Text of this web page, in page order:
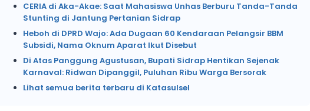
CERIA di Aka-Akae: Saat Mahasiswa Unhas Berburu Tanda-Tanda
Stunting di Jantung Pertanian Sidrap
Heboh di DPRD Wajo: Ada Dugaan 60 Kendaraan Pelangsir BBM
Subsidi, Nama Oknum Aparat Ikut Disebut
Di Atas Panggung Agustusan, Bupati Sidrap Hentikan Sejenak
Karnaval: Ridwan Dipanggil, Puluhan Ribu Warga Bersorak
Lihat semua berita terbaru di Katasulsel